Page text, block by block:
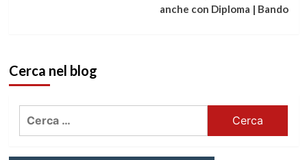
anche con Diploma | Bando
Cerca nel blog